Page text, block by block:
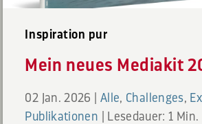
Inspiration pur
Mein neues Mediakit
02 Jan. 2026 Alle, Challenges,
Publikationen
Lesedauer: 1 Min.